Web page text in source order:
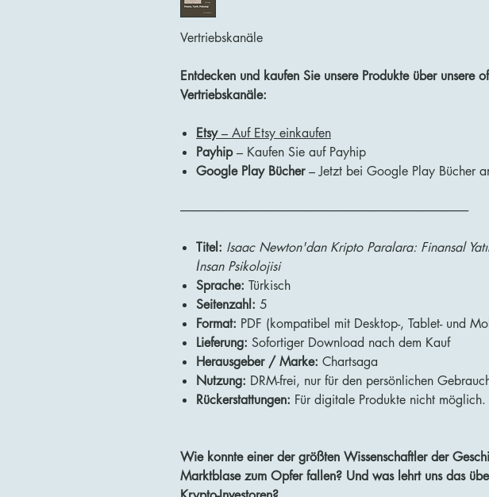
Vertriebskanäle
Entdecken und kaufen Sie unsere Produkte über unsere
Vertriebskanäle:
Etsy– Auf Etsy einkaufen
Payhip– Kaufen Sie auf Payhip
Google Play Bücher– Jetzt bei Google Play Bücher
-------------------------------------------------------------------------------------------------------------------------
Titel: Isaac Newton'dan Kripto Paralara: Finansal
İnsan Psikolojisi
Sprache: Türkisch
Seitenzahl: 5
Format: PDF (kompatibel mit Desktop-, Tablet- und
Lieferung: Sofortiger Download nach dem Kauf
Herausgeber / Marke: Chartsaga
Nutzung: DRM-frei, nur für den persönlichen
Rückerstattungen: Für digitale Produkte nicht möglich.
Wie konnte einer der größten Wissenschaftler der
Marktblase zum Opfer fallen? Und was lehrt uns das